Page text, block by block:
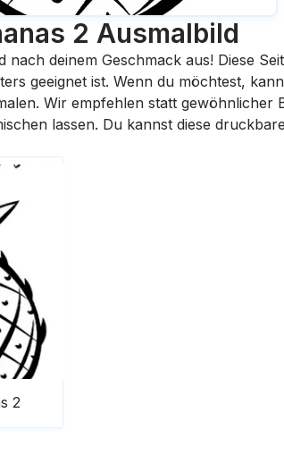
2 Ausmalbild
nach deinem Geschmack aus! Diese
geeignet ist. Wenn du möchtest,
Wir empfehlen statt gewöhnlicher
lassen. Du kannst diese
2